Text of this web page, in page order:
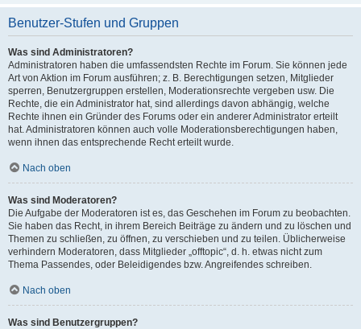
Benutzer-Stufen und Gruppen
Was sind Administratoren?
Administratoren haben die umfassendsten Rechte im Forum. Sie können jede
Art von Aktion im Forum ausführen; z. B. Berechtigungen setzen, Mitglieder
sperren, Benutzergruppen erstellen, Moderationsrechte vergeben usw. Die
Rechte, die ein Administrator hat, sind allerdings davon abhängig, welche
Rechte ihnen ein Gründer des Forums oder ein anderer Administrator erteilt
hat. Administratoren können auch volle Moderationsberechtigungen haben,
wenn ihnen das entsprechende Recht erteilt wurde.
Nach oben
Was sind Moderatoren?
Die Aufgabe der Moderatoren ist es, das Geschehen im Forum zu beobachten.
Sie haben das Recht, in ihrem Bereich Beiträge zu ändern und zu löschen und
Themen zu schließen, zu öffnen, zu verschieben und zu teilen. Üblicherweise
verhindern Moderatoren, dass Mitglieder „offtopic“, d. h. etwas nicht zum
Thema Passendes, oder Beleidigendes bzw. Angreifendes schreiben.
Nach oben
Was sind Benutzergruppen?